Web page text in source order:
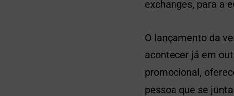
exchanges, para a
O lançamento da
acontecer já em
promocional,
pessoa que se